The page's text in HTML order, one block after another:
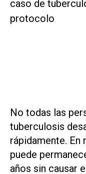
No todas las
tuberculosis
rápidamente. En
puede
años sin causar